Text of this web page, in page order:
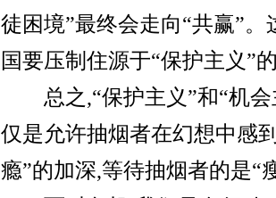
徒困境”最终会走向“共赢”
国要压制住源于“保护主义”
总之,“保护主义”和“机会
仅是允许抽烟者在幻想中感
瘾”的加深,等待抽烟者的是“